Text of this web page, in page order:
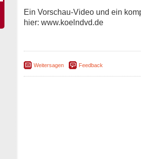
Ein Vorschau-Video und ein
hier: www.koelndvd.de
Weitersagen Feedback